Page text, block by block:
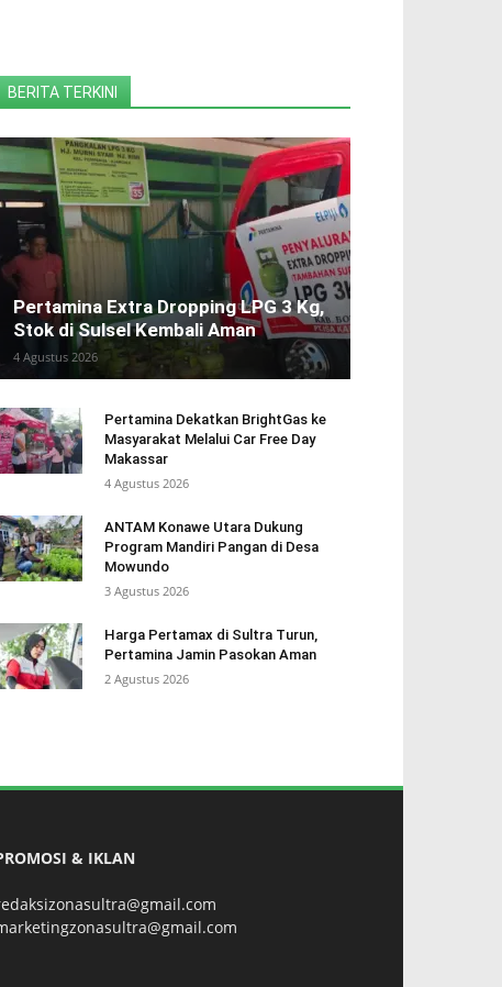
BERITA TERKINI
Pertamina Extra Dropping LPG 3 Kg,
Stok di Sulsel Kembali Aman
4 Agustus 2026
Pertamina Dekatkan BrightGas ke
Masyarakat Melalui Car Free Day
Makassar
4 Agustus 2026
ANTAM Konawe Utara Dukung
Program Mandiri Pangan di Desa
Mowundo
3 Agustus 2026
Harga Pertamax di Sultra Turun,
Pertamina Jamin Pasokan Aman
2 Agustus 2026
& IKLAN